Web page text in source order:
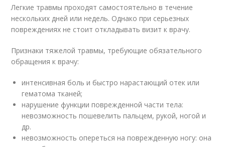
Легкие травмы проходят самостоятельно в течение
нескольких дней или недель. Однако при серьезных
повреждениях не стоит откладывать визит к врачу.
Признаки тяжелой травмы, требующие обязательного
обращения к врачу:
интенсивная боль и быстро нарастающий отек или
гематома тканей;
нарушение функции поврежденной части тела:
невозможность пошевелить пальцем, рукой, ногой и
др.
невозможность опереться на поврежденную ногу: она